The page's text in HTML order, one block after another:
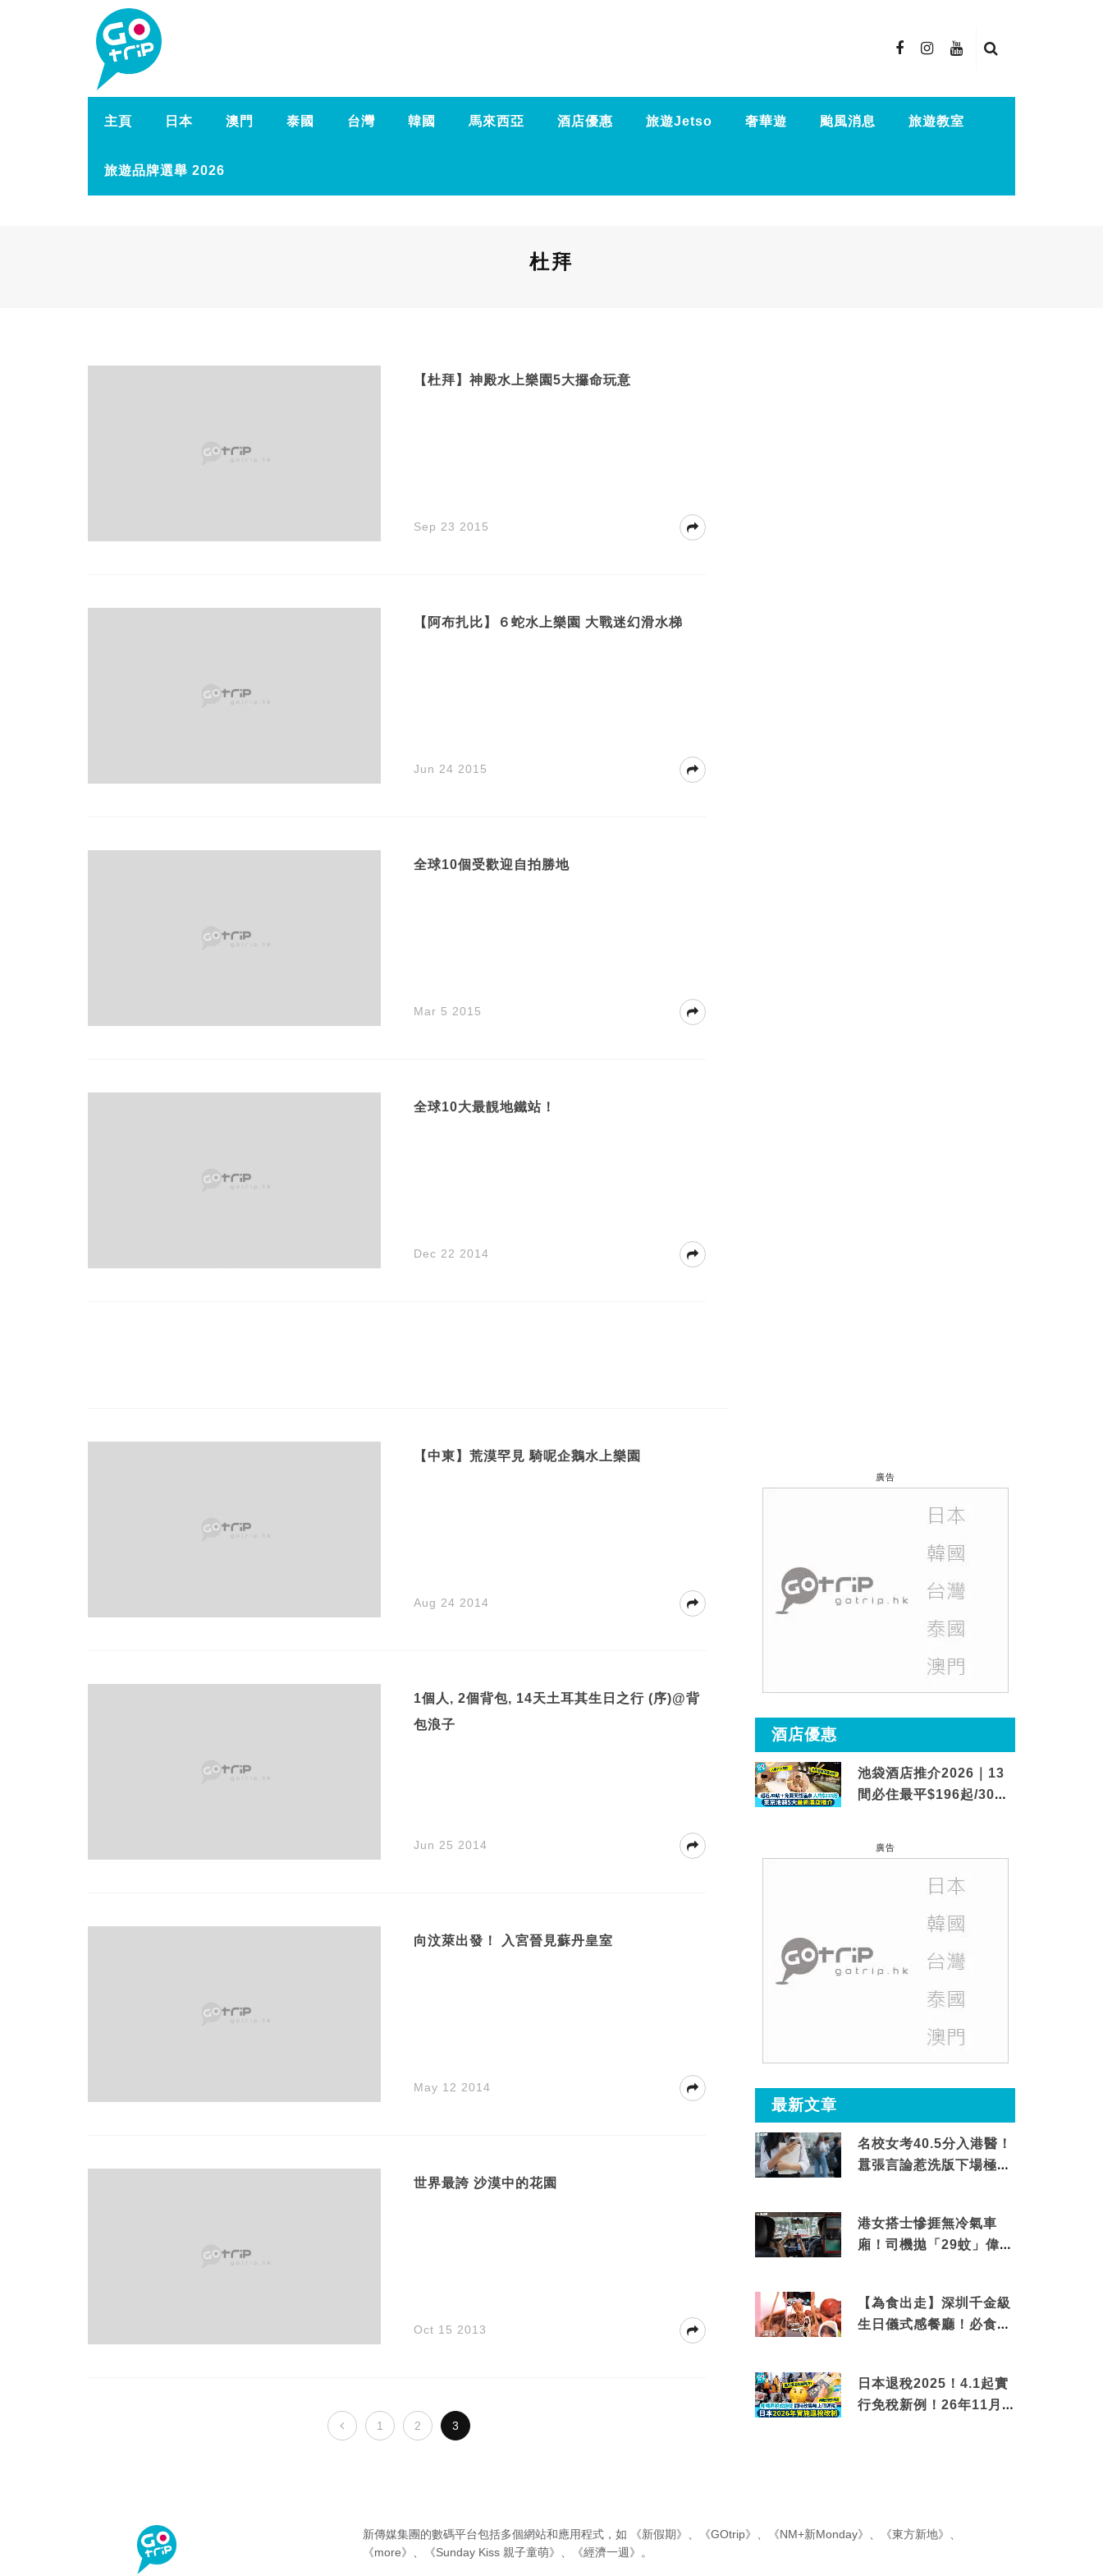
主頁 日本 澳門 泰國 台灣 韓國 馬來西亞 酒店優惠 旅遊Jetso 奢華遊 颱風消息 旅遊教室
旅遊品牌選舉 2026
杜拜
【杜拜】神殿水上樂園5大攞命玩意
Sep 23 2015
【阿布扎比】６蛇水上樂園 大戰迷幻滑水梯
Jun 24 2015
全球10個受歡迎自拍勝地
Mar 5 2015
全球10大最靚地鐵站！
Dec 22 2014
【中東】荒漠罕見 騎呢企鵝水上樂園
Aug 24 2014
1個人, 2個背包, 14天土耳其生日之行 (序)@背
包浪子
Jun 25 2014
向汶萊出發！ 入宮晉見蘇丹皇室
May 12 2014
世界最誇 沙漠中的花園
Oct 15 2013
1 2 3
廣告
酒店優惠
池袋酒店推介2026｜13
間必住最平$196起/30秒
廣告
最新文章
名校女考40.5分入港醫！
囂張言論惹洗版下場極震
港女搭士慘捱無冷氣車
廂！司機拋「29蚊」偉論
【為食出走】深圳千金級
生日儀式感餐廳！必食失
日本退稅2025！4.1起實
行免稅新例！26年11月
新傳媒集團的數碼平台包括多個網站和應用程式，如 《新假期》 《GOtrip》 《NM+新Monday》 《東方新地》
《more》
《Sunday Kiss 親子童萌》 《經濟一週》 。